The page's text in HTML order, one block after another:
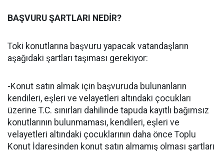
BAŞVURU ŞARTLARI NEDİR?
Toki konutlarına başvuru yapacak vatandaşların
aşağıdaki şartları taşıması gerekiyor:
-Konut satın almak için başvuruda bulunanların
kendileri, eşleri ve velayetleri altındaki çocukları
üzerine T.C. sınırları dahilinde tapuda kayıtlı bağımsız
konutlarının bulunmaması, kendileri, eşleri ve
velayetleri altındaki çocuklarının daha önce Toplu
Konut İdaresinden konut satın almamış olması şartları